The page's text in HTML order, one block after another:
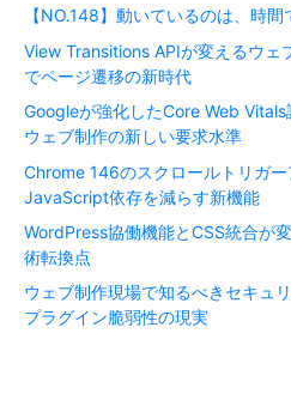
【NO.148】動いているのは、時間
View Transitions APIが変えるウェ
でページ遷移の新時代
Googleが強化したCore Web
ウェブ制作の新しい要求水準
Chrome 146のスクロールトリガ
JavaScript依存を減らす新機能
WordPress協働機能とCSS統合が
術転換点
ウェブ制作現場で知るべきセキュ
プラグイン脆弱性の現実